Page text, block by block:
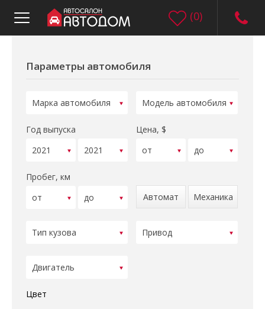
(0)
Параметры автомобиля
Год выпуска Цена, $
Пробег, км
Автомат
Механика
Цвет